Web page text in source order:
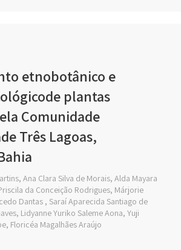
etnobotânico e
plantas
Comunidade
Três Lagoas,
Ana Clara Silva de Morais, Alda Mayara
da Conceição Rodrigues, Márjorie
Dantas , Saraí Aparecida Santiago de
Lidyanne Yuriko Saleme Aona, Yuji
Floricéa Magalhães Araújo